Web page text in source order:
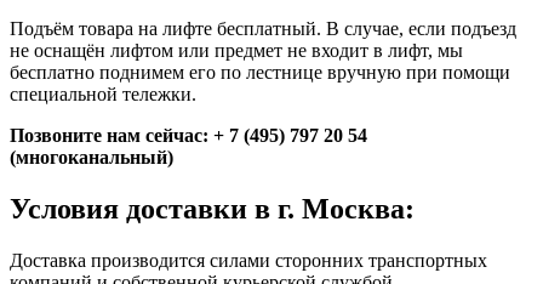
Подъём товара на лифте бесплатный. В случае, если подъезд
не оснащён лифтом или предмет не входит в лифт, мы
бесплатно поднимем его по лестнице вручную при помощи
специальной тележки.
Позвоните нам сейчас: + 7 (495) 797 20 54
(многоканальный)
Условия доставки в г. Москва:
Доставка производится силами сторонних транспортных